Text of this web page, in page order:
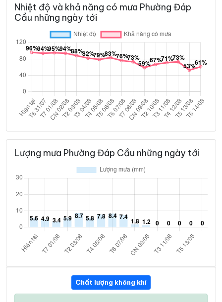
Nhiệt độ và khả năng có mưa Phường Đáp
Cầu những ngày tới
Lượng mưa Phường Đáp Cầu những ngày tới
Chất lượng không khí